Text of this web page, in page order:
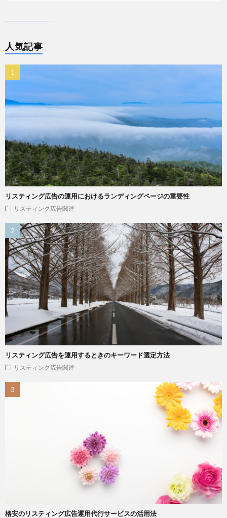
人気記事
リスティング広告の運用におけるランディングページの重要性
リスティング広告関連
リスティング広告を運用するときのキーワード選定方法
リスティング広告関連
格安のリスティング広告運用代行サービスの活用法